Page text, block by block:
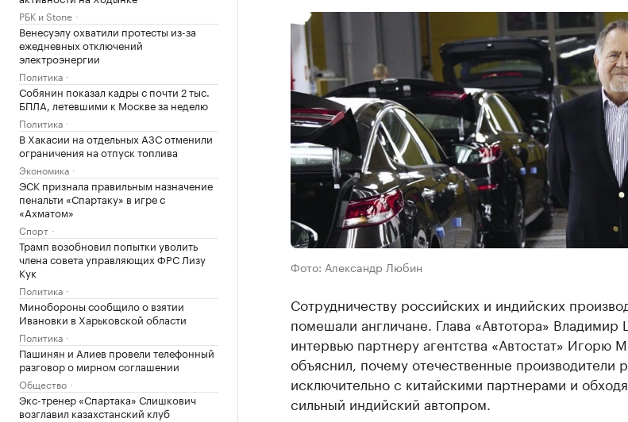
РБК и Stone
Венесуэлу охватили протесты из-за
ежедневных отключений
электроэнергии
Политика
Собянин показал кадры с почти 2 тыс.
БПЛА, летевшими к Москве за неделю
Политика
В Хакасии на отдельных АЗС отменили
ограничения на отпуск топлива
Экономика
ЭСК признала правильным назначение
пенальти «Спартаку» в игре с
«Ахматом»
Спорт
Трамп возобновил попытки уволить
члена совета управляющих ФРС Лизу
Кук
Политика
Минобороны сообщило о взятии
Ивановки в Харьковской области
Политика
Пашинян и Алиев провели телефонный
разговор о мирном соглашении
Общество
Экс-тренер «Спартака» Слишкович
возглавил казахстанский клуб
Фото: Александр Любин
Сотрудничеству российских и индийских
помешали англичане. Глава «Автотора» Владимир
интервью партнеру агентства «Автостат» Игорю
объяснил, почему отечественные производители
исключительно с китайскими партнерами и
сильный индийский автопром.